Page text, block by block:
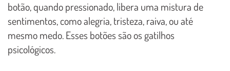
botão, quando pressionado, libera uma mistura de
sentimentos, como alegria, tristeza, raiva, ou até
mesmo medo. Esses botões são os gatilhos
psicológicos.